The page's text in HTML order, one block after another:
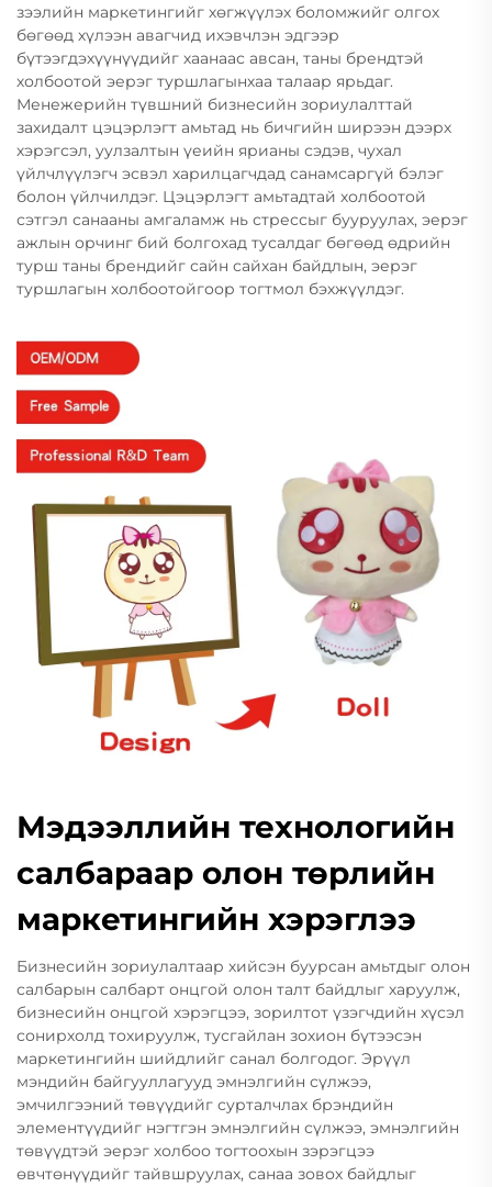
зээлийн маркетингийг хөгжүүлэх боломжийг олгох
бөгөөд хүлээн авагчид ихэвчлэн эдгээр
бүтээгдэхүүнүүдийг хаанаас авсан, таны брендтэй
холбоотой эерэг туршлагынхаа талаар ярьдаг.
Менежерийн түвшний бизнесийн зориулалттай
захидалт цэцэрлэгт амьтад нь бичгийн ширээн дээрх
хэрэгсэл, уулзалтын үеийн ярианы сэдэв, чухал
үйлчлүүлэгч эсвэл харилцагчдад санамсаргүй бэлэг
болон үйлчилдэг. Цэцэрлэгт амьтадтай холбоотой
сэтгэл санааны амгаламж нь стрессыг бууруулах, эерэг
ажлын орчинг бий болгохад тусалдаг бөгөөд өдрийн
турш таны брендийг сайн сайхан байдлын, эерэг
туршлагын холбоотойгоор тогтмол бэхжүүлдэг.
Мэдээллийн технологийн
салбараар олон төрлийн
маркетингийн хэрэглээ
Бизнесийн зориулалтаар хийсэн буурсан амьтдыг олон
салбарын салбарт онцгой олон талт байдлыг харуулж,
бизнесийн онцгой хэрэгцээ, зорилтот үзэгчдийн хүсэл
сонирхолд тохируулж, тусгайлан зохион бүтээсэн
маркетингийн шийдлийг санал болгодог. Эрүүл
мэндийн байгууллагууд эмнэлгийн сүлжээ,
эмчилгээний төвүүдийг сурталчлах брэндийн
элементүүдийг нэгтгэн эмнэлгийн сүлжээ, эмнэлгийн
төвүүдтэй эерэг холбоо тогтоохын зэрэгцээ
өвчтөнүүдийг тайвшруулах, санаа зовох байдлыг